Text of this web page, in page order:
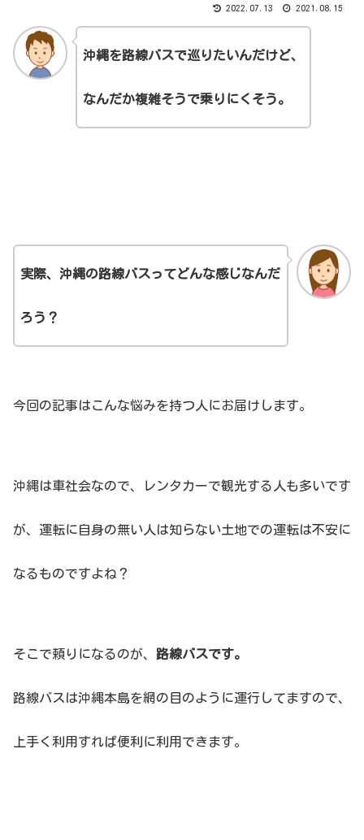
2022.07.13 2021.08.15
沖縄を路線バスで巡りたいんだけど、
なんだか複雑そうで乗りにくそう。
実際、沖縄の路線バスってどんな感じなんだ
ろう？
今回の記事はこんな悩みを持つ人にお届けします。
沖縄は車社会なので、レンタカーで観光する人も多いです
が、運転に自身の無い人は知らない土地での運転は不安に
なるものですよね？
そこで頼りになるのが、 路線バスです。
路線バスは沖縄本島を網の目のように運行してますので、
上手く利用すれば便利に利用できます。